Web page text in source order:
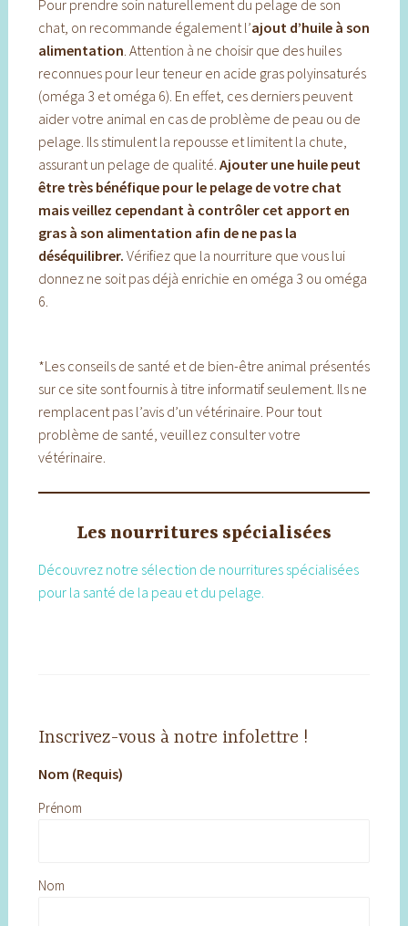
Pour prendre soin naturellement du pelage de son
chat, on recommande également l’ajout d’huile à son
alimentation. Attention à ne choisir que des huiles
reconnues pour leur teneur en acide gras polyinsaturés
(oméga 3 et oméga 6). En effet, ces derniers peuvent
aider votre animal en cas de problème de peau ou de
pelage. Ils stimulent la repousse et limitent la chute,
assurant un pelage de qualité. Ajouter une huile peut
être très bénéfique pour le pelage de votre chat
mais veillez cependant à contrôler cet apport en
gras à son alimentation afin de ne pas la
déséquilibrer. Vérifiez que la nourriture que vous lui
donnez ne soit pas déjà enrichie en oméga 3 ou oméga
6.
*Les conseils de santé et de bien-être animal présentés
sur ce site sont fournis à titre informatif seulement. Ils ne
remplacent pas l’avis d’un vétérinaire. Pour tout
problème de santé, veuillez consulter votre
vétérinaire.
Les nourritures spécialisées
Découvrez notre sélection de nourritures spécialisées
pour la santé de la peau et du pelage.
Inscrivez-vous à notre infolettre !
Nom (Requis)
Prénom
Nom